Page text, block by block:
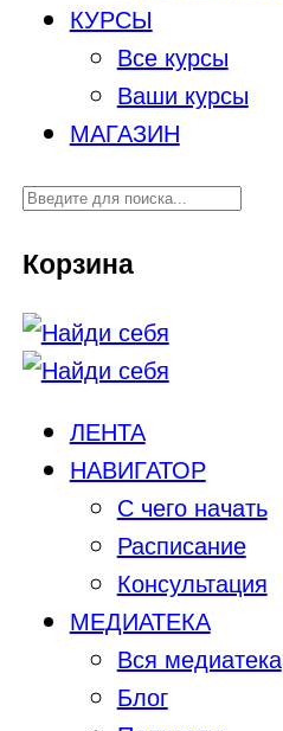
КУРСЫ
Все курсы
Ваши курсы
МАГАЗИН
Корзина
ЛЕНТА
НАВИГАТОР
С чего начать
Расписание
Консультация
МЕДИАТЕКА
Вся медиатека
Блог